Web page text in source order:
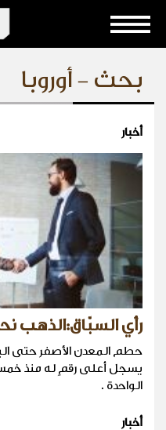
بحث - أوروبا
أخبار
رأي السبّاق:الذهب
حطم المعدن الأصفر حتى
الواحدة .
أخبار